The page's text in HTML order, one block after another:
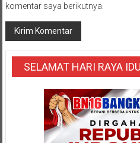
komentar saya berikutnya.
SELAMAT HARI RAYA